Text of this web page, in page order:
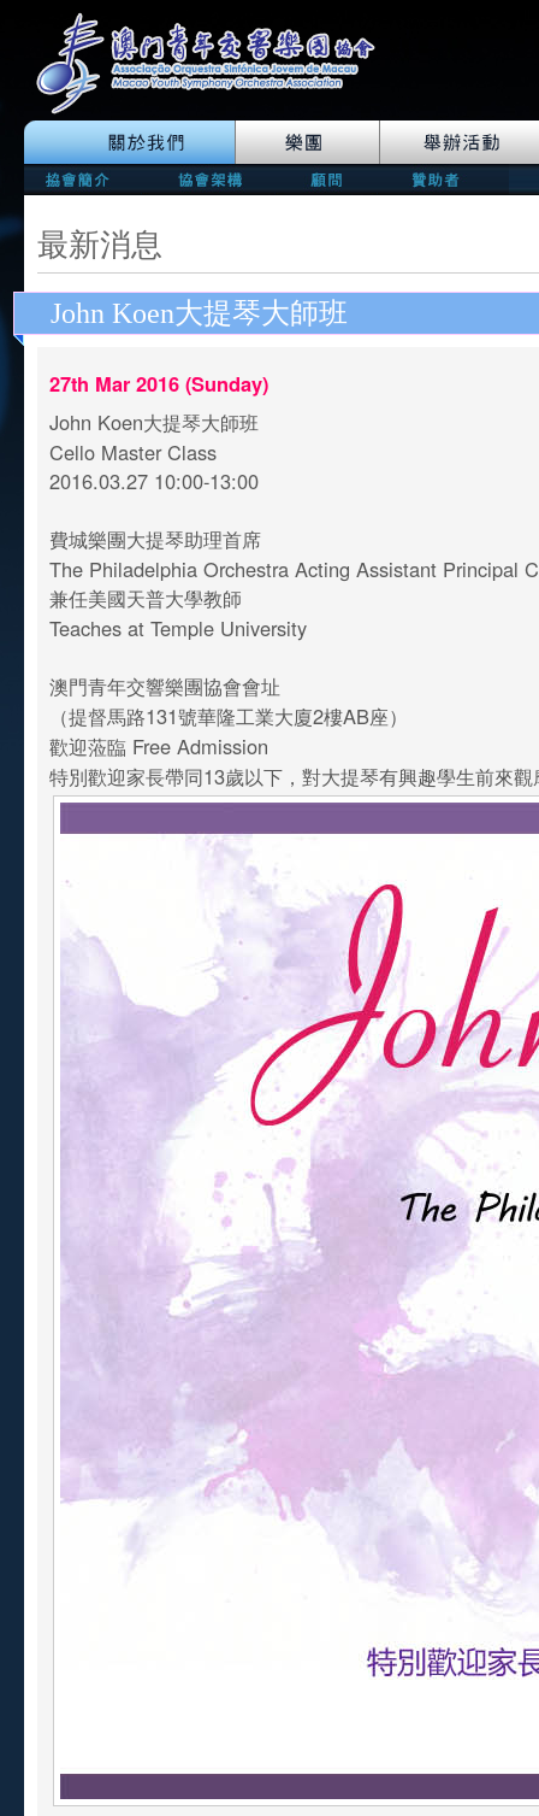
最新消息
John Koen大提琴大師班
27th Mar 2016 (Sunday)
John Koen大提琴大師班
Cello Master Class
2016.03.27 10:00-13:00
費城樂團大提琴助理首席
The Philadelphia Orchestra Acting Assistant Principal
兼任美國天普大學教師
Teaches at Temple University
澳門青年交響樂團協會會址
（提督馬路131號華隆工業大廈2樓AB座）
歡迎蒞臨 Free Admission
特別歡迎家長帶同13歲以下，對大提琴有興趣學生前來